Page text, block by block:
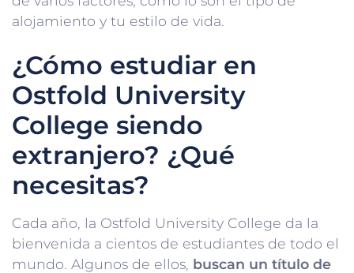
alojamiento y tu estilo de vida.
¿Cómo estudiar en
Ostfold University
College siendo
extranjero? ¿Qué
necesitas?
Cada año, la Ostfold University College da la
bienvenida a cientos de estudiantes de todo el
mundo. Algunos de ellos, buscan un título de